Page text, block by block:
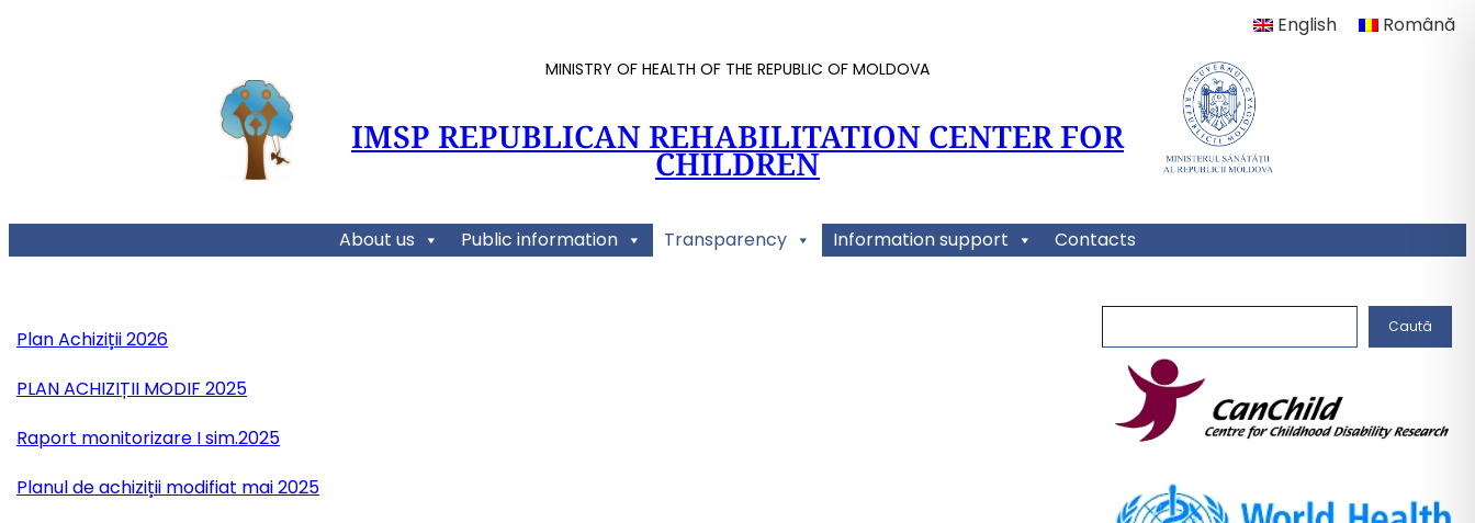
English Română
MINISTRY OF HEALTH OF THE REPUBLIC OF MOLDOVA
IMSP REPUBLICAN REHABILITATION CENTER FOR
CHILDREN
About us Public information Transparency Information support Contacts
Plan Achiziții 2026
PLAN ACHIZIȚII MODIF 2025
Raport monitorizare I sim.2025
Planul de achiziții modifiat mai 2025
a
Caută